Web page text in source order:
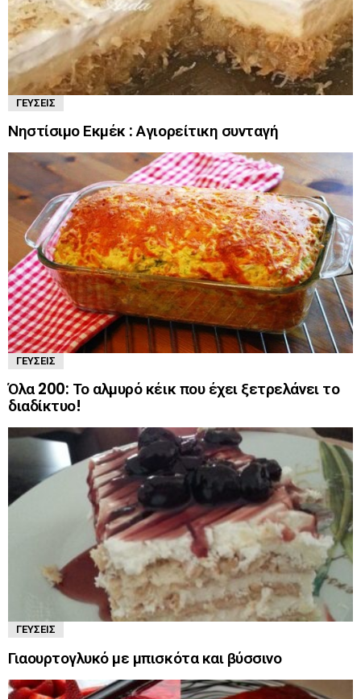
ΓΕΎΣΕΙΣ
Νηστίσιμο Εκμέκ : Αγιορείτικη συνταγή
ΓΕΎΣΕΙΣ
Όλα 200: Το αλμυρό κέικ που έχει ξετρελάνει το
διαδίκτυο!
ΓΕΎΣΕΙΣ
Γιαουρτογλυκό με μπισκότα και βύσσινο